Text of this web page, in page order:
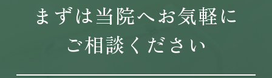
まずは当院へお気軽に
ご相談ください